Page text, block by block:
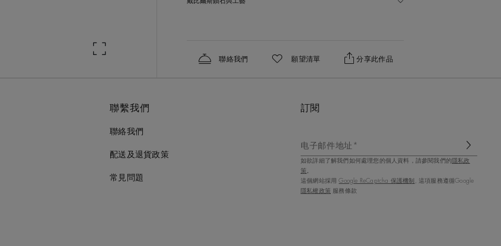
聯絡我們 收藏作品
願望清單 分享此作品
聯繫我們
聯絡我們
配送及退貨政策
常見問題
訂閱
电子邮件地址*
如欲詳細了解我們如何處理您的個人資料，請參閱我們的 隱私政
策 。
這個網站採用Google ReCaptcha 保護機制 , 這項服務遵循Google
隱私權政策 服務條款